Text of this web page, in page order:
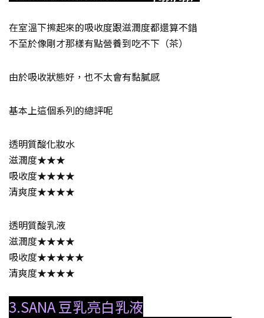
在室溫下擦起來的吸收度跟滋潤度都還算不錯
不至於像剛才那樣有點營養到吃不下（茶）
由於吸收狀態好，也不太會有黏膩感
基本上這個系列的總評呢
透明質酸化妝水
滋潤度★★★
吸收度★★★★
清爽度★★★★
透明質酸乳液
滋潤度★★★★
吸收度★★★★★
清爽度★★★★
3.SANA 豆乳亮白乳液